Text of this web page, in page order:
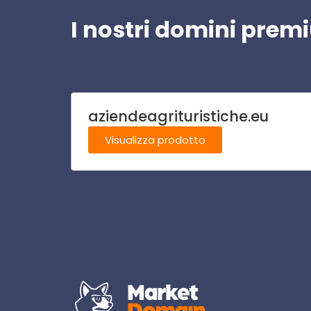
I nostri domini
aziendeagrituristiche.eu
Visualizza prodotto